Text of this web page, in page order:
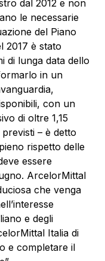
dal 2012 e non
le necessarie
del Piano
2017 è stato
di lunga data dello
in un
con un
di oltre 1,15
– è detto
rispetto delle
essere
ArcelorMittal
che venga
e degli
Italia di
e completare il